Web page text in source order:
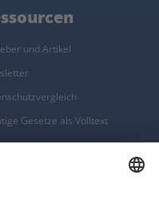
und Artikel
Gesetze als Volltext